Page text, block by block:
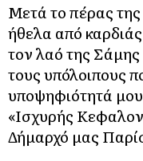
Μετά το πέρας
ήθελα από
τον λαό της
τους υπόλοιπους
υποψηφιότητά
«Ισχυρής
Δήμαρχό μας